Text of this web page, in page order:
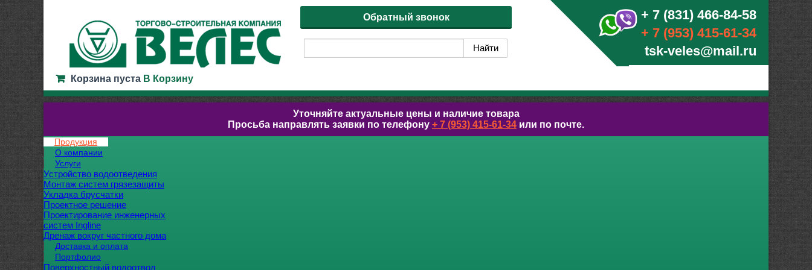
+ 7 (831) 466-84-58
+ 7 (953) 415-61-34
tsk-veles@mail.ru
Обратный звонок
Корзина пуста В Корзину
Уточняйте актуальные цены и наличие товара
Просьба направлять заявки по телефону + 7 (953) 415-61-34 или по почте.
Продукция
О компании
Услуги
Устройство водоотведения
Монтаж систем грязезащиты
Укладка брусчатки
Проектное решение
Проектирование инженерных
систем Ingline
Дренаж вокруг частного дома
Доставка и оплата
Портфолио
Поверхностный водоотвод